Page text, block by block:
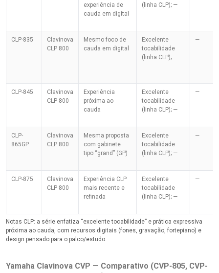
experiência de
cauda em digital
(linha CLP); —
CLP-835
Clavinova
CLP 800
Mesmo foco de
cauda em digital
Excelente
tocabilidade
(linha CLP); —
—
CLP-845
Clavinova
CLP 800
Experiência
próxima ao
cauda
Excelente
tocabilidade
(linha CLP); —
—
CLP-
865GP
Clavinova
CLP 800
Mesma proposta
com gabinete
tipo “grand” (GP)
Excelente
tocabilidade
(linha CLP); —
—
CLP-875
Clavinova
CLP 800
Experiência CLP
mais recente e
refinada
Excelente
tocabilidade
(linha CLP); —
—
Notas CLP: a série enfatiza “excelente tocabilidade” e prática expressiva
próxima ao cauda, com recursos digitais (fones, gravação, fortepiano) e
design pensado para o palco/estudo.
Yamaha Clavinova CVP — Comparativo (CVP-805, CVP-